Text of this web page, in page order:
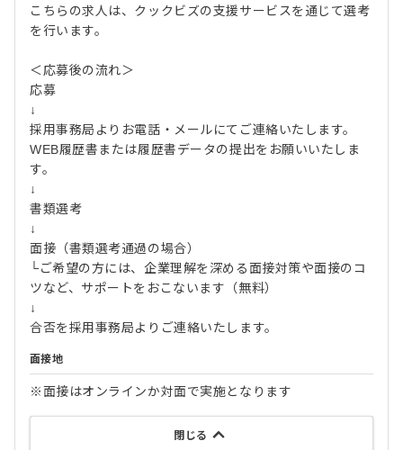
こちらの求人は、クックビズの支援サービスを通じて選考
を行います。
＜応募後の流れ＞
応募
↓
採用事務局よりお電話・メールにてご連絡いたします。
WEB履歴書または履歴書データの提出をお願いいたしま
す。
↓
書類選考
↓
面接（書類選考通過の場合）
└ご希望の方には、企業理解を深める面接対策や面接のコ
ツなど、サポートをおこないます（無料）
↓
合否を採用事務局よりご連絡いたします。
面接地
※面接はオンラインか対面で実施となります
閉じる